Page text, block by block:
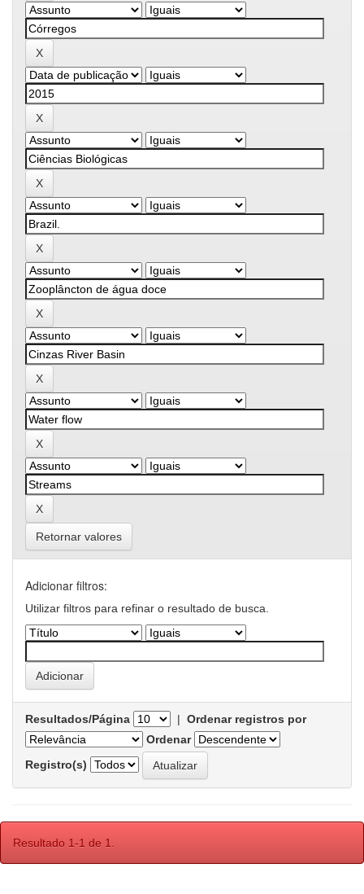
Retornar valores
Adicionar filtros:
Utilizar filtros para refinar o resultado de busca.
Resultados/Página | Ordenar registros por
Ordenar
Registro(s)
Resultado 1-1 de 1.